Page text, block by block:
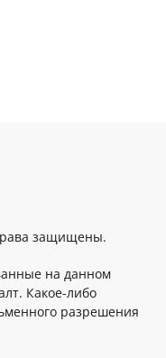
защищены.
на данном
Какое-либо
разрешения